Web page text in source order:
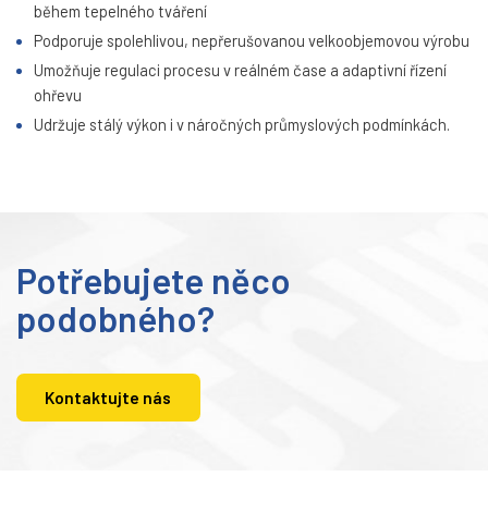
během tepelného tváření
Podporuje spolehlivou, nepřerušovanou velkoobjemovou výrobu
Umožňuje regulaci procesu v reálném čase a adaptivní řízení
ohřevu
Udržuje stálý výkon i v náročných průmyslových podmínkách.
Potřebujete něco
podobného?
Kontaktujte nás